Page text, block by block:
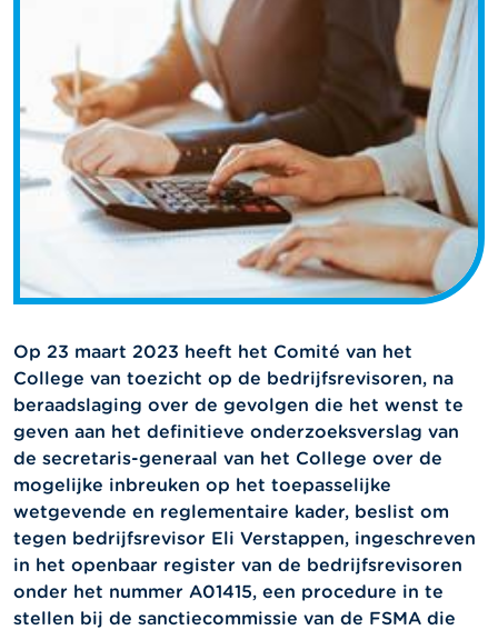
Op 23 maart 2023 heeft het Comité van het
College van toezicht op de bedrijfsrevisoren, na
beraadslaging over de gevolgen die het wenst te
geven aan het definitieve onderzoeksverslag van
de secretaris-generaal van het College over de
mogelijke inbreuken op het toepasselijke
wetgevende en reglementaire kader, beslist om
tegen bedrijfsrevisor Eli Verstappen, ingeschreven
in het openbaar register van de bedrijfsrevisoren
onder het nummer A01415, een procedure in te
stellen bij de sanctiecommissie van de FSMA die